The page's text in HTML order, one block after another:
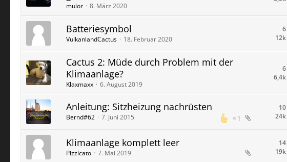
mulor 8. März 2020
Batteriesymbol
VulkanlandCactus 18. Februar 2020
6
12k
Cactus 2: Müde durch Problem mit der
Klimaanlage?
Klaxmaxx 6. August 2019
6
6,4k
Anleitung: Sitzheizung nachrüsten
1
Bernd#62 7. Juni 2015
10
24k
Klimaanlage komplett leer
Pizzicato 7. Mai 2019
14
19k